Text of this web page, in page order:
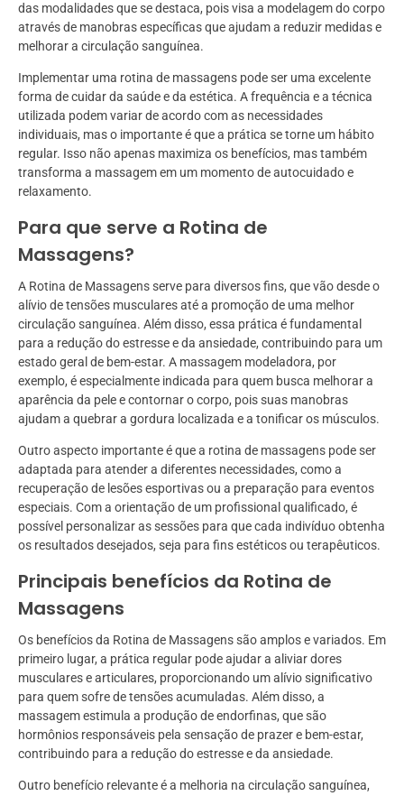
das modalidades que se destaca, pois visa a modelagem do corpo
através de manobras específicas que ajudam a reduzir medidas e
melhorar a circulação sanguínea.
Implementar uma rotina de massagens pode ser uma excelente
forma de cuidar da saúde e da estética. A frequência e a técnica
utilizada podem variar de acordo com as necessidades
individuais, mas o importante é que a prática se torne um hábito
regular. Isso não apenas maximiza os benefícios, mas também
transforma a massagem em um momento de autocuidado e
relaxamento.
Para que serve a Rotina de
Massagens?
A Rotina de Massagens serve para diversos fins, que vão desde o
alívio de tensões musculares até a promoção de uma melhor
circulação sanguínea. Além disso, essa prática é fundamental
para a redução do estresse e da ansiedade, contribuindo para um
estado geral de bem-estar. A massagem modeladora, por
exemplo, é especialmente indicada para quem busca melhorar a
aparência da pele e contornar o corpo, pois suas manobras
ajudam a quebrar a gordura localizada e a tonificar os músculos.
Outro aspecto importante é que a rotina de massagens pode ser
adaptada para atender a diferentes necessidades, como a
recuperação de lesões esportivas ou a preparação para eventos
especiais. Com a orientação de um profissional qualificado, é
possível personalizar as sessões para que cada indivíduo obtenha
os resultados desejados, seja para fins estéticos ou terapêuticos.
Principais benefícios da Rotina de
Massagens
Os benefícios da Rotina de Massagens são amplos e variados. Em
primeiro lugar, a prática regular pode ajudar a aliviar dores
musculares e articulares, proporcionando um alívio significativo
para quem sofre de tensões acumuladas. Além disso, a
massagem estimula a produção de endorfinas, que são
hormônios responsáveis pela sensação de prazer e bem-estar,
contribuindo para a redução do estresse e da ansiedade.
Outro benefício relevante é a melhoria na circulação sanguínea,